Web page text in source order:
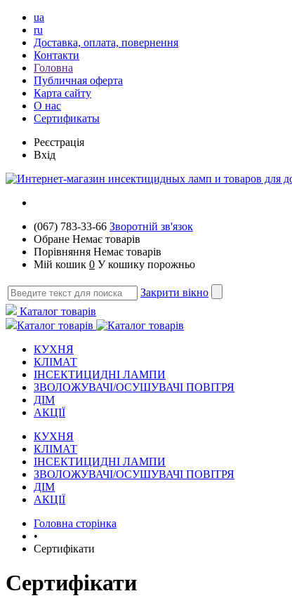
ua
ru
Доставка, оплата, повернення
Контакти
Головна
Публичная оферта
Карта сайту
О нас
Сертификаты
Реєстрація
Вхід
(067) 783-33-66 Зворотній зв'язок
Обране Немає товарів
Порівняння Немає товарів
Мій кошик 0 У кошику порожньо
Закрити вікно
Каталог товарів
Каталог товарів
КУХНЯ
КЛІМАТ
ІНСЕКТИЦИДНІ ЛАМПИ
ЗВОЛОЖУВАЧІ/ОСУШУВАЧІ ПОВІТРЯ
ДІМ
АКЦІЇ
КУХНЯ
КЛІМАТ
ІНСЕКТИЦИДНІ ЛАМПИ
ЗВОЛОЖУВАЧІ/ОСУШУВАЧІ ПОВІТРЯ
ДІМ
АКЦІЇ
Головна сторінка
•
Сертифікати
Сертифікати